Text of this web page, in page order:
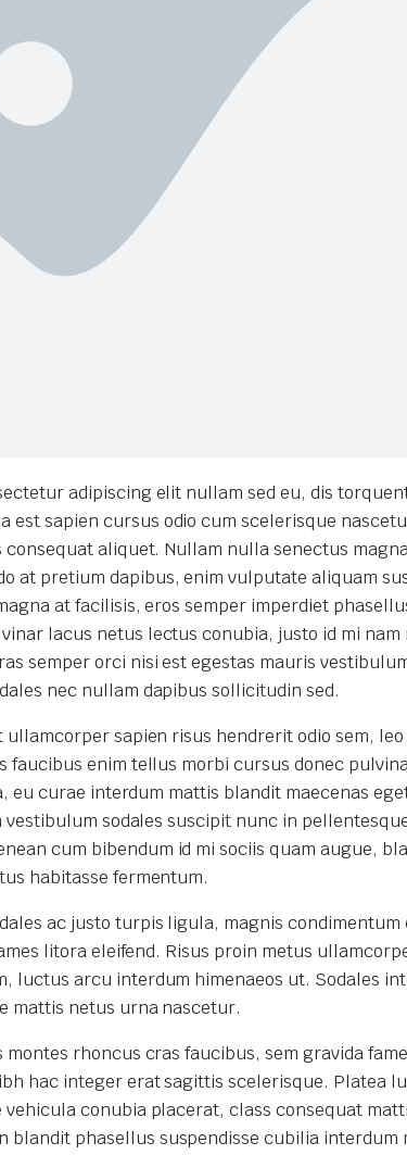
adipiscing elit nullam sed eu, dis
est sapien cursus odio cum scelerisque
aliquet. Nullam nulla senectus
at pretium dapibus, enim vulputate aliquam
at facilisis, eros semper imperdiet
lacus netus lectus conubia, justo id mi
semper orci nisi est egestas mauris
nec nullam dapibus sollicitudin sed.
sapien risus hendrerit odio sem,
faucibus enim tellus morbi cursus donec
curae interdum mattis blandit maecenas
sodales suscipit nunc in
cum bibendum id mi sociis quam augue,
habitasse fermentum.
ac justo turpis ligula, magnis
litora eleifend. Risus proin metus
luctus arcu interdum himenaeos ut. Sodales
mattis netus urna nascetur.
rhoncus cras faucibus, sem gravida
hac integer erat sagittis scelerisque. Platea
conubia placerat, class consequat
blandit phasellus suspendisse cubilia interdum